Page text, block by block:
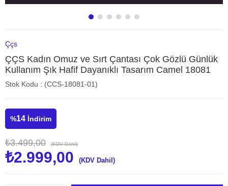
Ççs
ÇÇS Kadın Omuz ve Sırt Çantası Çok Gözlü Günlük
Kullanım Şık Hafif Dayanıklı Tasarım Camel 18081
Stok Kodu (CCS-18081-01)
%14 İndirim
₺3.499,00 (KDV Dahil)
₺2.999,00 (KDV Dahil)